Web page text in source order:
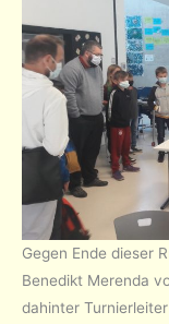
Gegen Ende dieser
Benedikt Merenda
dahinter